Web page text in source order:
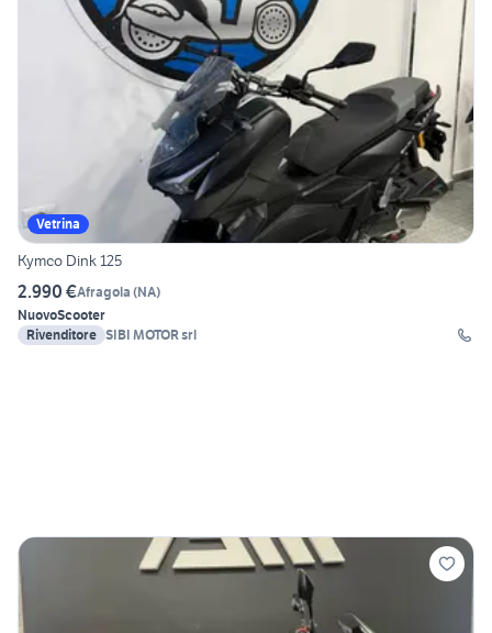
Vetrina
Kymco Dink 125
2.990 €Afragola (NA)
NuovoScooter
Rivenditore SIBI MOTOR srl